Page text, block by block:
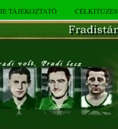
TÁJÉKOZTATÓ